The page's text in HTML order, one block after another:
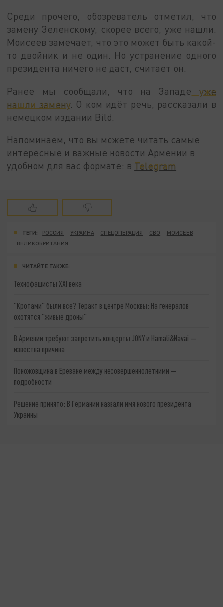
Среди прочего, обозреватель отметил, что
замену Зеленскому, скорее всего, уже нашли.
Моисеев замечает, что это может быть какой-
то двойник и не один. Но устранение одного
президента ничего не даст, считает он.
Ранее мы сообщали, что на Западе уже
нашли замену. О ком идёт речь, рассказали в
немецком издании Bild.
Напоминаем, что вы можете читать самые
интересные и важные новости Армении в
удобном для вас формате: в Telegram
ТЕГИ: РОССИЯ УКРАИНА СПЕЦОПЕРАЦИЯ СВО
МОИСЕЕВ
ВЕЛИКОБРИТАНИЯ
ЧИТАЙТЕ ТАКЖЕ:
Технофашисты XXI века
"Кротами" были все? Теракт в центре Москвы: На генералов
охотятся "живые дроны"
В Армении требуют запретить концерты JONY и Hamali&Navai —
известна причина
Поножовщина в Ереване между несовершеннолетними —
подробности
Решение принято: В Германии назвали имя нового президента
Украины